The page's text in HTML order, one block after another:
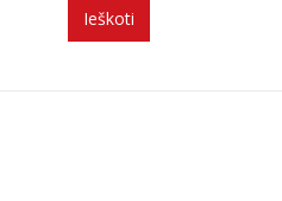
Ieškoti